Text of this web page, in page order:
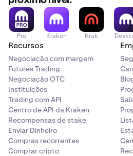
4
Insira seu CURP ou RFC,
(número da conta bancária).
Deposite apenas de uma
CURP/RFC fornecido.
(SPEI)
Pro Kraken Krak
Recursos
Negociação com margem
Futures Trading
Negociação OTC
Instituições
Trading com API
Centro de API da Kraken
Recompensas de stake
Enviar Dinheiro
Compras recorrentes
Comprar cripto